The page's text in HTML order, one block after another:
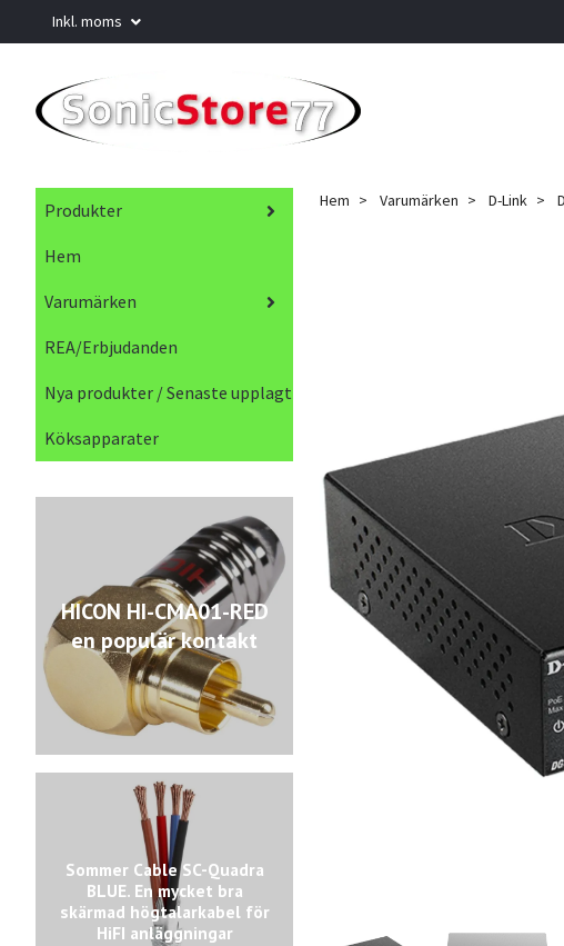
Inkl. moms
Produkter
Hem
Varumärken
REA/Erbjudanden
Nya produkter / Senaste upplagt
Köksapparater
HICON HI-CMA01-RED
en populär kontakt
Sommer Cable SC-Quadra
BLUE. En mycket bra
skärmad högtalarkabel för
HiFI anläggningar
Hem Varumärken D-Link